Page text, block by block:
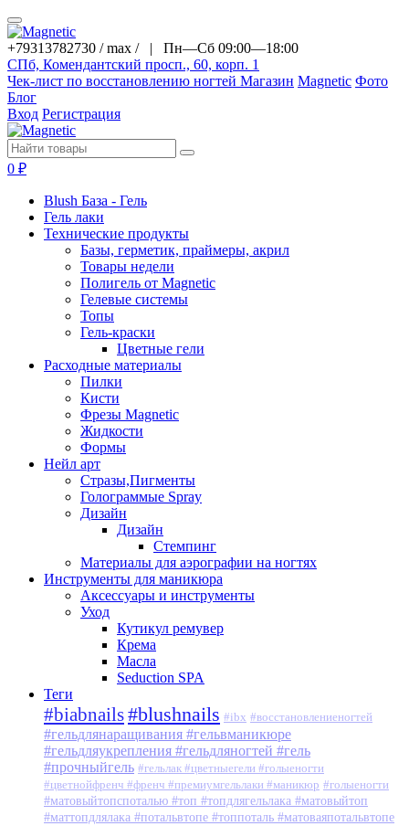
+79313782730 / max / | Пн—Сб 09:00—18:00
СПб, Комендантский просп., 60, корп. 1
Чек-лист по восстановлению ногтей Магазин Magnetic Фото
Блог
Вход Регистрация
0 ₽
Blush База - Гель
Гель лаки
Технические продукты
Базы, герметик, праймеры, акрил
Товары недели
Полигель от Magnetic
Гелевые системы
Топы
Гель-краски
Цветные гели
Расходные материалы
Пилки
Кисти
Фрезы Magnetic
Жидкости
Формы
Нейл арт
Стразы,Пигменты
Голограммые Spray
Дизайн
Дизайн
Стемпинг
Материалы для аэрографии на ногтях
Инструменты для маникюра
Аксессуары и инструменты
Уход
Кутикул ремувер
Крема
Масла
Seduction SPA
Теги
#biabnails#blushnails #ibx #восстановлениеногтей
#гельдлянаращивания #гельвманикюре
#гельдляукрепления #гельдляногтей #гель
#прочныйгель #гельлак #цветныегели #голыеногти
#цветнойфренч #френч #премиумгельлаки #маникюр #голыеногти
#матовыйтопспоталью #топ #топдлягельлака #матовыйтоп
#маттопдлялака #потальвтопе #топпоталь #матоваяпотальвтопе